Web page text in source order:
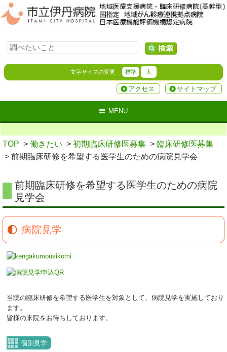
文字サイズの変更 標準 大
サイトマップ
アクセス
MENU
TOP > 働きたい > 初期臨床研修医募集 > 臨床研修医募集
> 前期臨床研修を希望する医学生のための病院見学会
前期臨床研修を希望する医学生のための病院
見学会
病院見学
当院の臨床研修を希望する医学生を対象として、病院見学を実施しており
ます。
皆様の来院をお待ちしております。
個別見学